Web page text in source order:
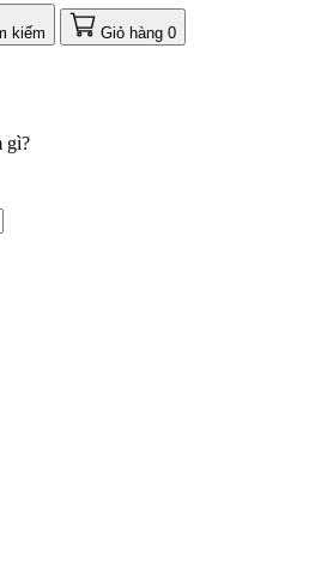
kiếm Giỏ hàng 0
gì?